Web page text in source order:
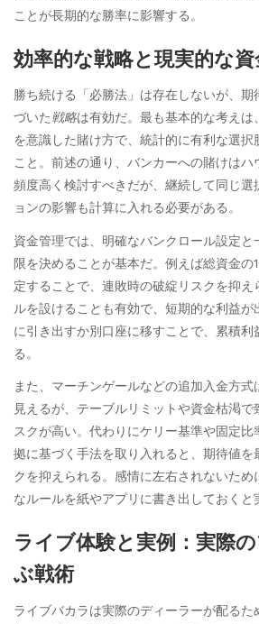
ことが長期的な勝率に影響する。
効率的な戦略と現実的な
勝ち続ける「必勝法」は存在しないが、
づいた戦略は有効だ。最も基本的な考えは
を意識した賭け方で、統計的に有利な選択
こと。前述の通り、バンカーへの賭けはハ
頻度高く検討すべきだが、継続して同じ選
ョンの影響も計算に入れる必要がある。
資金管理では、明確なバンクロール設定と
限を決めることが基本だ。例えば総資金の
定することで、連敗時の破綻リスクを抑え
ルを設けることも有効で、短期的な利益が
に引き出すか別口座に移すことで、累積利
る。
また、マーチンゲールなどの追加入金方式
見えるが、テーブルリミットや資金枯渇で
スクが高い。代わりにケリー基準や固定比
拠に基づく手法を取り入れると、期待値を
クを抑えられる。感情に左右されないた
なルールを紙やアプリに書き出しておくと
ライブ体験と実例：実際
ぶ戦術
ライブバカラは実際のディーラーが配る